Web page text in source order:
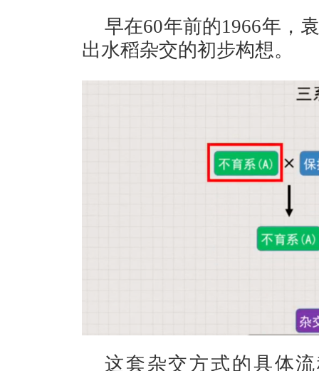
早在60年前的1966年，
出水稻杂交的初步构想。
这套杂交方式的具体